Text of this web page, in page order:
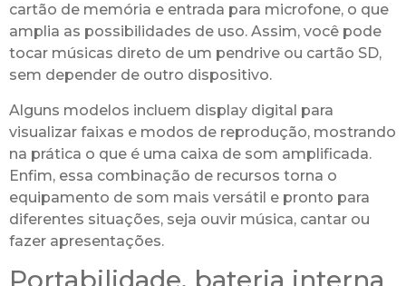
cartão de memória e entrada para microfone, o que
amplia as possibilidades de uso. Assim, você pode
tocar músicas direto de um pendrive ou cartão SD,
sem depender de outro dispositivo.
Alguns modelos incluem display digital para
visualizar faixas e modos de reprodução, mostrando
na prática o que é uma caixa de som amplificada.
Enfim, essa combinação de recursos torna o
equipamento de som mais versátil e pronto para
diferentes situações, seja ouvir música, cantar ou
fazer apresentações.